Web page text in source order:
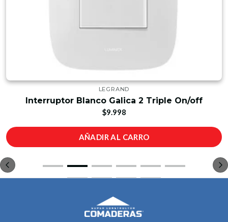
LEGRAND
Interruptor Blanco Galica 2 Triple On/off
$9.998
AÑADIR AL CARRO